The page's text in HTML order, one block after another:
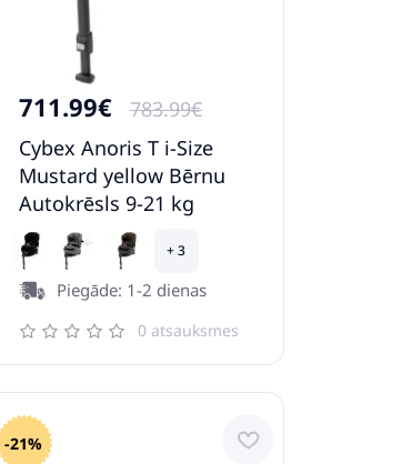
711.99€
783.99€
Cybex Anoris T i-Size
Mustard yellow Bērnu
Autokrēsls 9-21 kg
+ 3
Piegāde: 1-2 dienas
0 atsauksmes
-21%